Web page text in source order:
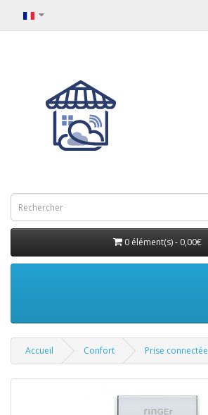
0 élément(s) - 0,00€
Accueil Confort Prise connectée